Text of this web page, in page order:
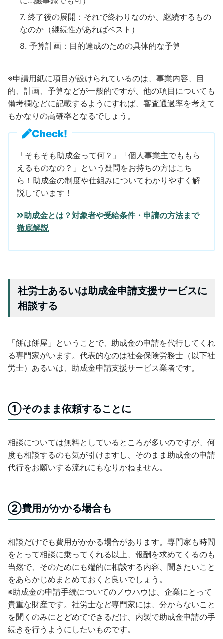
終了後の展開：それで終わりなのか、継続するもの
なのか（継続性があればベスト）
予算計画：目的達成のための具体的な予算
※申請用紙に項目が設けられているのは、事業内容、目
的、計画、予算などが一般的ですが、他の項目についても
備考欄などに記載するようにすれば、審査通過率を考えて
もかなりの高確率となるでしょう。
Check!
「そもそも助成金って何？」「個人事業主でももら
えるものなの？」という疑問をお持ちの方はこち
ら！助成金の制度や仕組みについてわかりやすく解
説しています！
助成金とは？対象者や受給条件・申請の方法まで
徹底解説
社労士あるいは助成金申請支援サービスに
相談する
「餅は餅屋」ということで、助成金の申請を代行してくれ
る専門家がいます。代表的なのは社会保険労務士（以下社
労士）あるいは、助成金申請支援サービス業者です。
①そのまま依頼することに
相談については無料としているところが多いのですが、何
度も相談するのも気が引けますし、そのまま助成金の申請
代行をお願いする流れにもなりかねません。
②費用がかかる場合も
相談だけでも費用がかかる場合があります。専門家も時間
をとって相談に乗ってくれる以上、報酬を求めてくるのも
当然で、そのためにも端的に相談する内容、聞きたいこと
をあらかじめまとめておくと良いでしょう。
※助成金の申請手続についてのノウハウは、企業にとって
貴重な財産です。社労士など専門家には、分からないこと
を聞くのみにとどめてできるだけ、内製で助成金申請の手
続きを行うようにしたいものです。